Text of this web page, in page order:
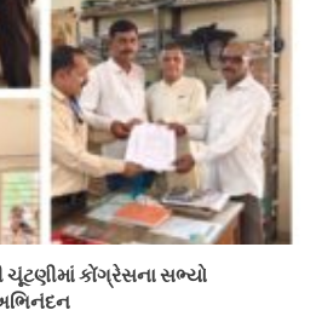
ચૂંટણીમાં કોંગ્રેસના સભ્યો
અભિનંદન